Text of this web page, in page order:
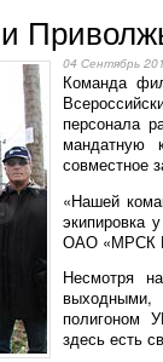
04 Сентябрь
Команда
персонала
мандатную
совместное
«Нашей
экипировка
ОАО «МРСК
Несмотря
выходными,
полигоном
здесь есть